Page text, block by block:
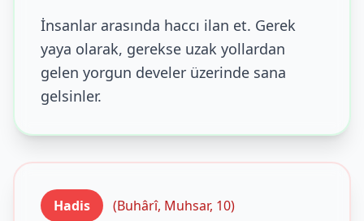
İnsanlar arasında haccı ilan et. Gerek
yaya olarak, gerekse uzak yollardan
gelen yorgun develer üzerinde sana
gelsinler.
Hadis (Buhârî, Muhsar, 10)